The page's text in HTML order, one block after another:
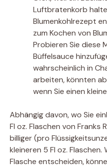
Luftbratenkorb
Blumenkohlrezept
zum Kochen von
Probieren Sie diese
Büffelsauce
wahrscheinlich in
arbeiten, könnten
wenn Sie einen
Abhängig davon, wo Sie
Fl oz. Flaschen von
billiger (pro
kleineren 5 Fl oz.
Flasche entscheiden,